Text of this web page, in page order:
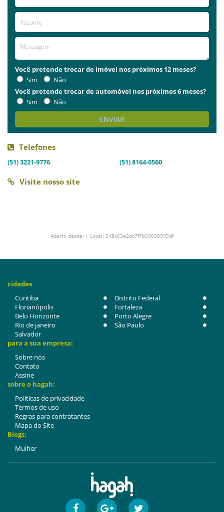
Você pretende trocar de imóvel nos próximos 12 meses?
Sim
Não
Você pretende trocar de automóvel nos próximos 6 meses?
Sim
Não
ENVIAR
Telefones
(51) 3221-9776 (51) 8164-0560
Visite nosso site
Aberto desde: | Local: 548c63a2dc7f7b33038995df
cidades
Curitiba
Distrito Federal
Florianópolis
Fortaleza
Belo Horizonte
Porto Alegre
Rio de janeiro
São Paulo
Salvador
para a sua empresa:
Sobre nós
Contato
Assine
sobre o hagah:
Politicas de privacidade
Termos de uso
Regras para contratantes
Mapa do Site
Blogs:
Mulher